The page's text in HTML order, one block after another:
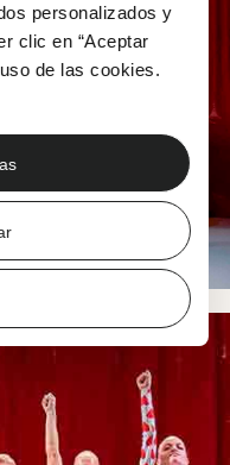
personalizados y
clic en “Aceptar
de las cookies.